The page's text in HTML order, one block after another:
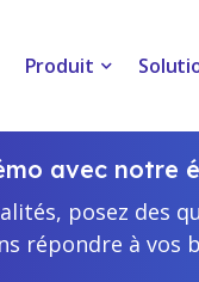
Produit
avec notre
posez des
répondre à vos